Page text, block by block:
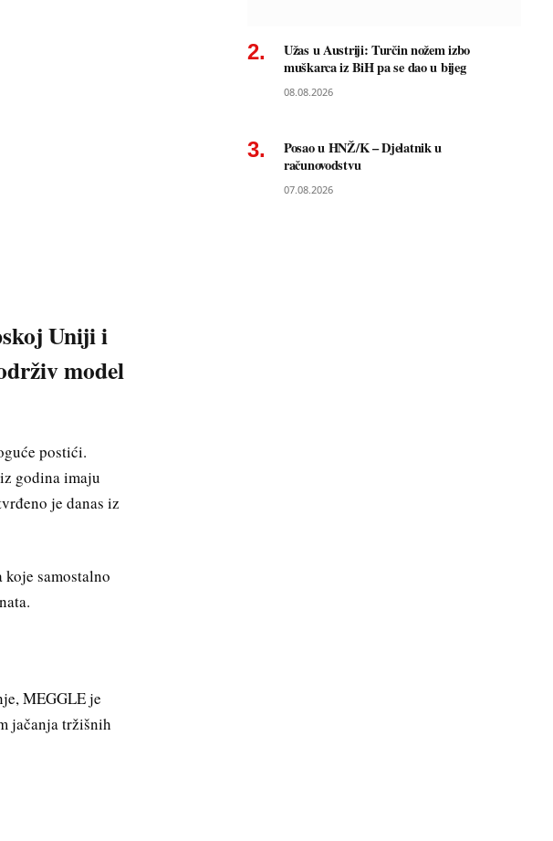
Uniji i
model
postići.
godina imaju
je danas iz
samostalno
MEGGLE je
jačanja tržišnih
Užas u Austriji: Turčin nožem izbo
muškarca iz BiH pa se dao u bijeg
08.08.2026
Posao u HNŽ/K – Djelatnik u
računovodstvu
07.08.2026